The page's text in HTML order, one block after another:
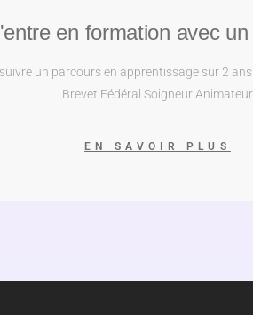
en formation avec
un parcours en apprentissage sur 2
Brevet Fédéral Soigneur Animateur
EN SAVOIR PLUS